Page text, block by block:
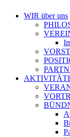
WIR über uns